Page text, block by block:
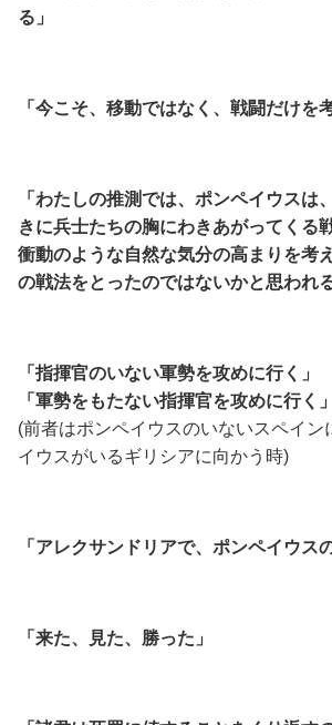
る」
「今こそ、移動ではなく、戦闘だけを
「わたしの推測では、ポンペイウスは
きに兵士たちの胸にわきあがってくる
衝動のような自然な気分の高まりを考
の戦法をとったのではないかと思われる
「指揮官のいない軍勢を攻めに行く」
「 軍勢をもたない指揮官を攻めに行く」
(前者はポンペイウスのいないスペイン
イウスがいるギリシアに向かう時)
「アレクサンドリアで、ポンペイウス
「来た、見た、勝った」